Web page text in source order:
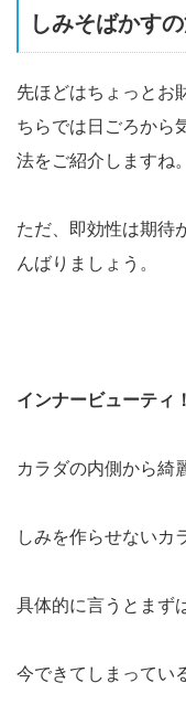
しみそばかす
先ほどはちょっとお
ちらでは日ごろから
法をご紹介しますね。
ただ、即効性は期待
んばりましょう。
インナービューティ！
カラダの内側から綺
しみを作らせないカ
具体的に言うとまず
今できてしまってい